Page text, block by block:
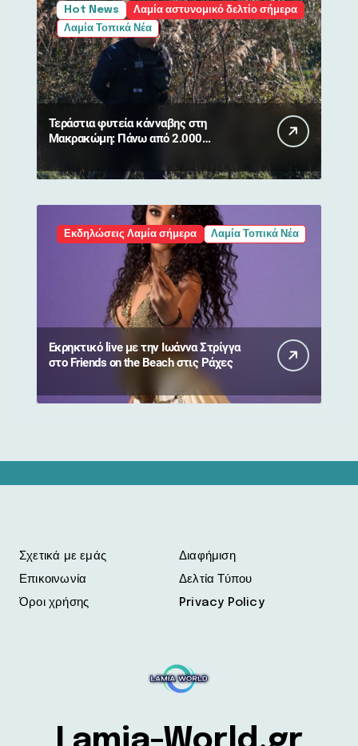
Hot News
Λαμία αστυνομικό δελτίο σήμερα
Λαμία Τοπικά Νέα
Τεράστια φυτεία κάνναβης στη
Μακρακώμη: Πάνω από 2.000
Εκδηλώσεις Λαμία σήμερα Λαμία Τοπικά Νέα
Εκρηκτικό live με την Ιωάννα Στρίγγα
στο Friends on the Beach στις Ράχες
Σχετικά με εμάς
Επικοινωνία
Όροι χρήσης
Διαφήμιση
Δελτία Τύπου
Privacy Policy